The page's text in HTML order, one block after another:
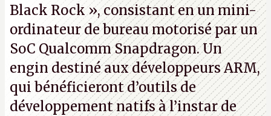
Black Rock », consistant en un mini-
ordinateur de bureau motorisé par un
SoC Qualcomm Snapdragon. Un
engin destiné aux développeurs ARM,
qui bénéficieront d’outils de
développement natifs à l’instar de